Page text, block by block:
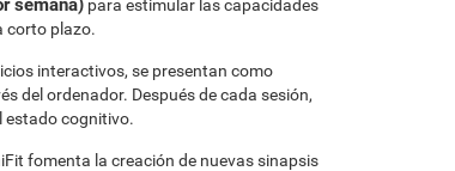
semana) para estimular las capacidades
corto plazo.
interactivos, se presentan como
del ordenador. Después de cada sesión,
estado cognitivo.
fomenta la creación de nuevas sinapsis